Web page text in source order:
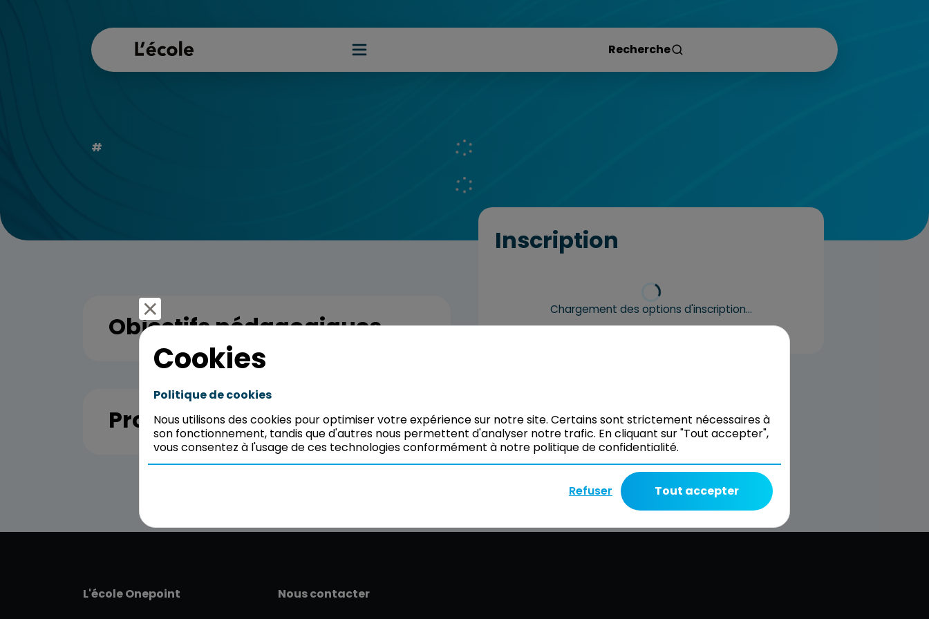
Objectifs pédagogiques
Programme
Inscription
Chargement des options d'inscription…
L'école Onepoint Nous contacter
Cookies
Politique de cookies
Nous utilisons des cookies pour optimiser votre expérience sur notre site. Certains sont strictement nécessaires à
son fonctionnement, tandis que d'autres nous permettent d'analyser notre trafic. En cliquant sur "Tout accepter",
vous consentez à l'usage de ces technologies conformément à notre politique de confidentialité.
Refuser Tout accepter